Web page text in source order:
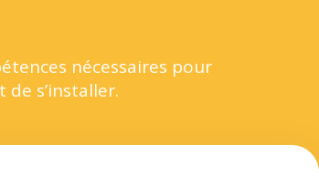
nécessaires pour
s’installer.